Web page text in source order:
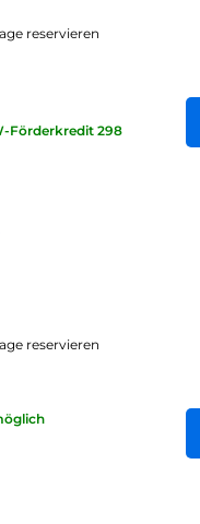
reservieren
Förderkredit 298
reservieren